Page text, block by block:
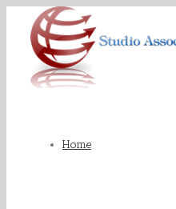
Home